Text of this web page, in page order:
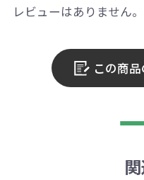
レビューはありません。
この商